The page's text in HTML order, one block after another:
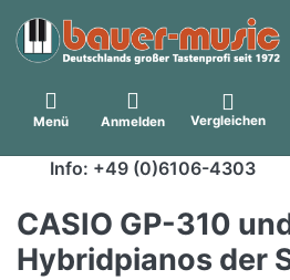
Menü Anmelden Vergleichen
Info: +49 (0)6106-4303
CASIO GP-310
Hybridpianos der